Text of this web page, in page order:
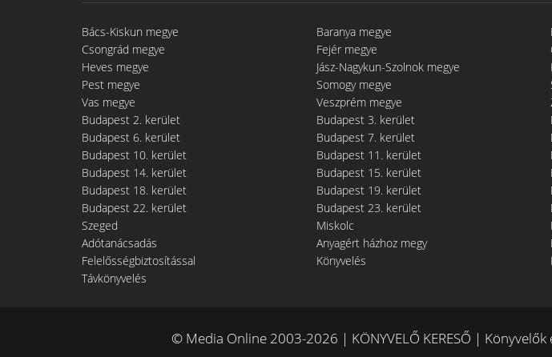
Bács-Kiskun megye Baranya megye
Csongrád megye
Fejér megye
Heves megye
Jász-Nagykun-Szolnok megye
Pest megye
Somogy megye
Vas megye
Veszprém megye
Budapest 2. kerület
Budapest 3. kerület
Budapest 6. kerület
Budapest 7. kerület
Budapest 10. kerület
Budapest 11. kerület
Budapest 14. kerület
Budapest 15. kerület
Budapest 18. kerület
Budapest 19. kerület
Budapest 22. kerület
Budapest 23. kerület
Szeged
Miskolc
Adótanácsadás
Anyagért házhoz megy
Felelősségbiztosítással
Könyvelés
Távkönyvelés
© Media Online 2003-2026 | KÖNYVELŐ KERESŐ |